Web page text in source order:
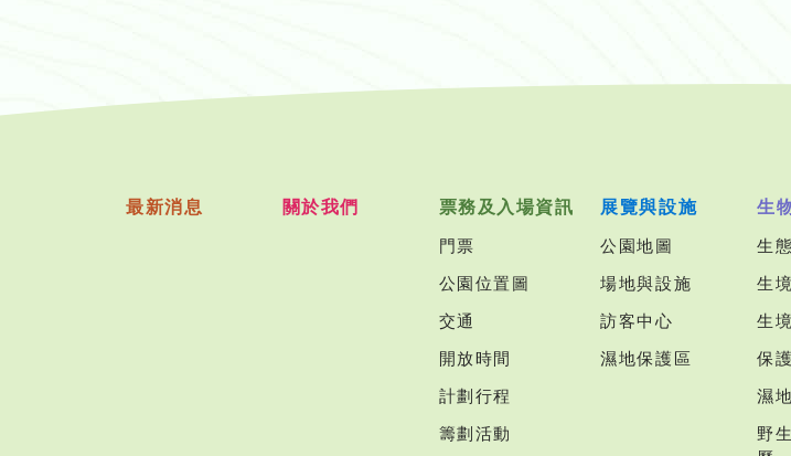
最新消息 關於我們 票務及入場資訊
門票
公園位置圖
交通
開放時間
計劃行程
籌劃活動
展覽與設施
公園地圖
場地與設施
訪客中心
濕地保護區
生
生
生境
生
保
濕
野